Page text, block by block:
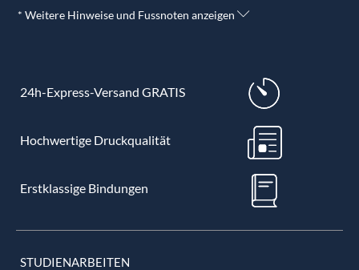
* Weitere Hinweise und Fussnoten anzeigen
24h-Express-Versand GRATIS
Hochwertige Druckqualität
Erstklassige Bindungen
STUDIENARBEITEN